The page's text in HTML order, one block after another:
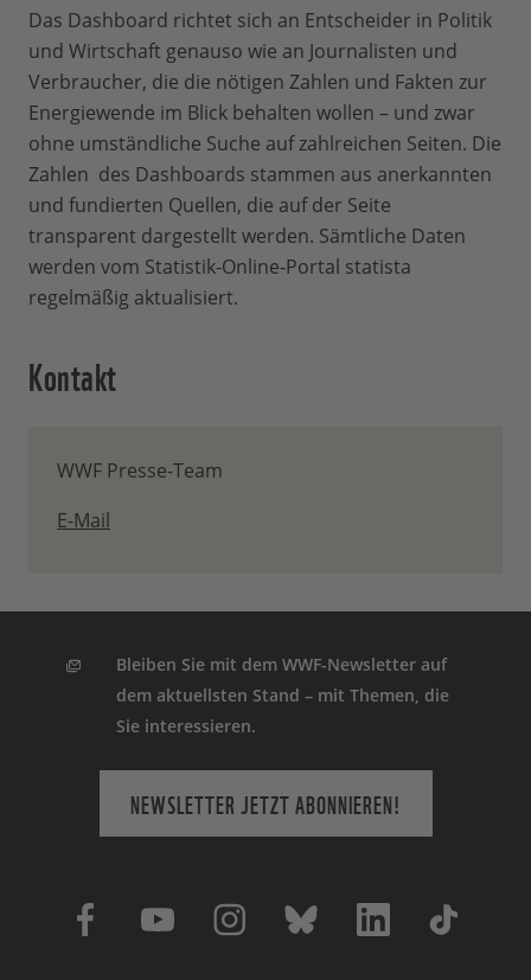
Das Dashboard richtet sich an Entscheider in Politik
und Wirtschaft genauso wie an Journalisten und
Verbraucher, die die nötigen Zahlen und Fakten zur
Energiewende im Blick behalten wollen – und zwar
ohne umständliche Suche auf zahlreichen Seiten. Die
Zahlen des Dashboards stammen aus anerkannten
und fundierten Quellen, die auf der Seite
transparent dargestellt werden. Sämtliche Daten
werden vom Statistik-Online-Portal statista
regelmäßig aktualisiert.
Kontakt
WWF Presse-Team
E-Mail
Bleiben Sie mit dem WWF-Newsletter auf
dem aktuellsten Stand – mit Themen, die
Sie interessieren.
NEWSLETTER JETZT ABONNIEREN!